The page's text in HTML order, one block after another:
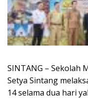
SINTANG – Sekolah
Setya Sintang
14 selama dua hari